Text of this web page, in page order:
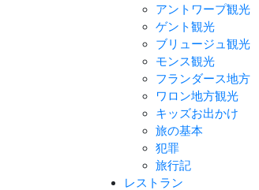
アントワープ観光
ゲント観光
ブリュージュ観光
モンス観光
フランダース地方
ワロン地方観光
キッズお出かけ
旅の基本
犯罪
旅行記
レストラン